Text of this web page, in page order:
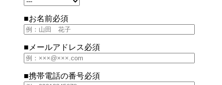
■お名前必須
■メールアドレス必須
■携帯電話の番号必須